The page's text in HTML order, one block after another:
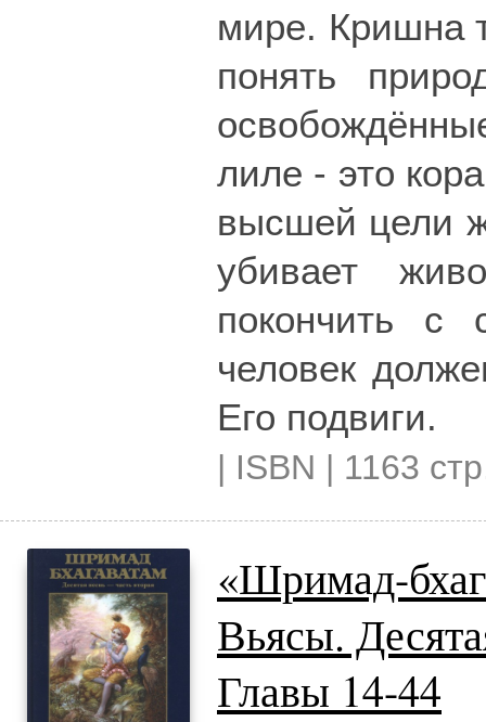
мире. Кришна
понять
лиле - это
высшей цели
убивает
покончить с
человек
Его подвиги.
| ISBN | 1163
«Шримад-
Вьясы.
Главы 14-44